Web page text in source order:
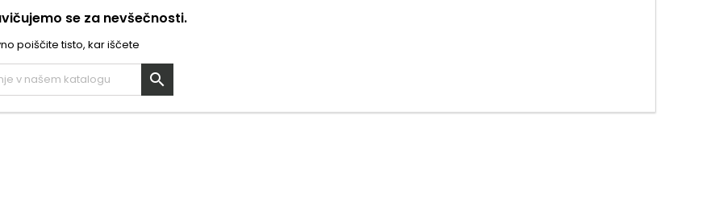
se za nevšečnosti.
poiščite tisto, kar iščete
